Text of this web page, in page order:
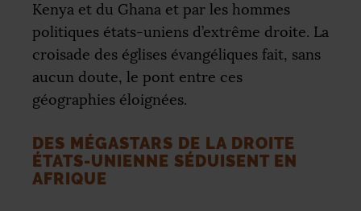
Kenya et du Ghana et par les hommes
politiques états-uniens d’extrême droite. La
croisade des églises évangéliques fait, sans
aucun doute, le pont entre ces
géographies éloignées.
DES MÉGASTARS DE LA DROITE
ÉTATS-UNIENNE SÉDUISENT EN
AFRIQUE